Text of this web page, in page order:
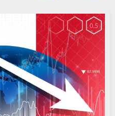
إلكترونيا